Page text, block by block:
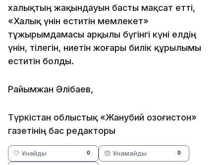
халықтың жақындауын басты мақсат етті,
«Халық үнін еститін мемлекет»
тұжырымдамасы арқылы бүгінгі күні елдің
үнін, тілегін, ниетін жоғары билік құрылымы
еститін болды.
Райымжан Әлібаев,
Түркістан облыстық «Жанубий Қозоғистон»
газетінің бас редакторы
🤍 Ұнайды 0 😞 Ұнамайды 0